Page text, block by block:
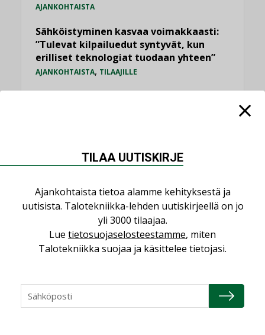
AJANKOHTAISTA
Sähköistyminen kasvaa voimakkaasti:
”Tulevat kilpailuedut syntyvät, kun
erilliset teknologiat tuodaan yhteen”
AJANKOHTAISTA, TILAAJILLE
AJANKOHTAISTA,TILAAJILLE,YRITYSUUTISET
KATSO KAIKKI
Puheista tekoihin – uusin teknologia
TILAA UUTISKIRJE
Ajankohtaista tietoa alamme kehityksestä ja
uutisista. Talotekniikka-lehden uutiskirjeellä on jo
yli 3000 tilaajaa.
Lue tietosuojaselosteestamme, miten
Talotekniikka suojaa ja käsittelee tietojasi.